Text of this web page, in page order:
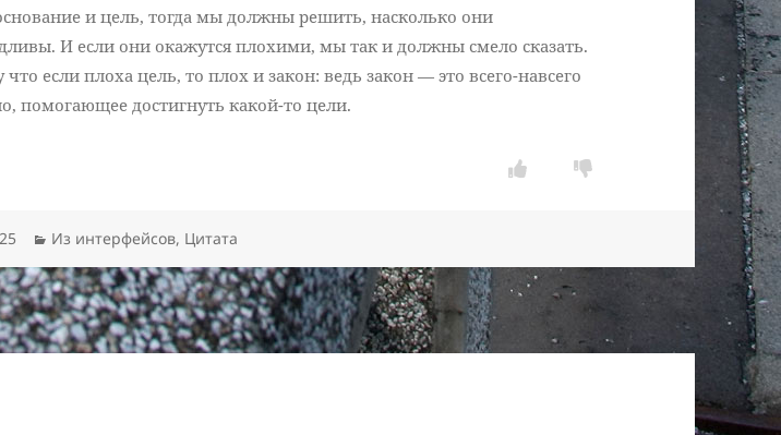
и цель, тогда мы должны решить, насколько они
И если они окажутся плохими, мы так и должны смело сказать.
если плоха цель, то плох и закон: ведь закон — это всего-навсего
помогающее достигнуть какой-то цели.
Рубрики
Из интерфейсов, Цитата